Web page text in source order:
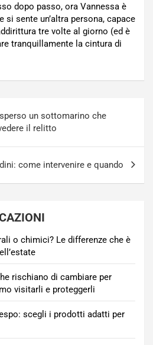
dopo passo, ora Vannessa è
e si sente un’altra persona, capace
tre volte al giorno (ed è
tranquillamente la cintura di
un sottomarino che
il relitto
come intervenire e quando
o chimici? Le differenze che è
rischiano di cambiare per
visitarli e proteggerli
scegli i prodotti adatti per